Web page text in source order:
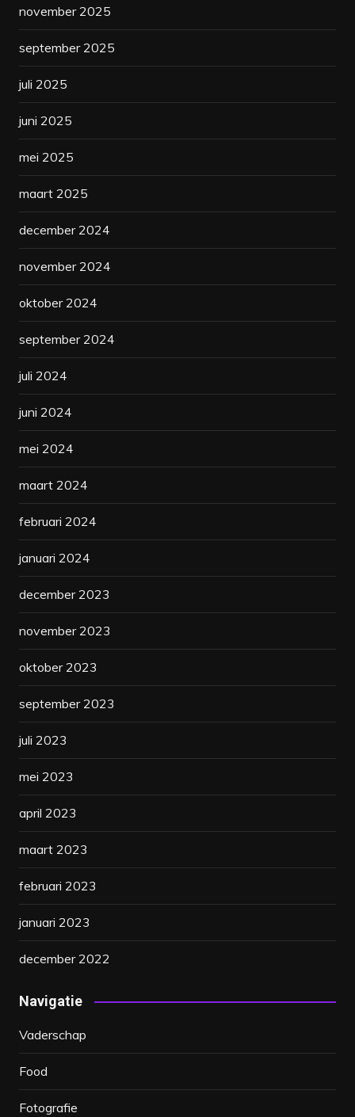
november 2025
september 2025
juli 2025
juni 2025
mei 2025
maart 2025
december 2024
november 2024
oktober 2024
september 2024
juli 2024
juni 2024
mei 2024
maart 2024
februari 2024
januari 2024
december 2023
november 2023
oktober 2023
september 2023
juli 2023
mei 2023
april 2023
maart 2023
februari 2023
januari 2023
december 2022
Navigatie
Vaderschap
Food
Fotografie